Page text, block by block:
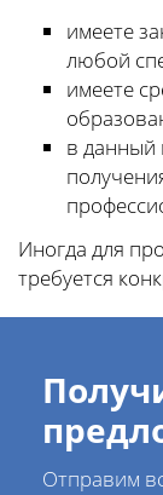
имеете
любой
имеете
в данный
Иногда для
требуется
Отправим